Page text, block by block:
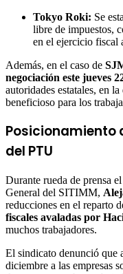
Tokyo Roki: Se
libre de impuestos,
en el ejercicio fiscal
Además, en el caso de
negociación este jueves
autoridades estatales, en
beneficioso para los
Posicionamiento
del PTU
Durante rueda de prensa
General del SITIMM,
reducciones en el reparto
fiscales avaladas por
muchos trabajadores.
El sindicato denunció que
diciembre a las empresas